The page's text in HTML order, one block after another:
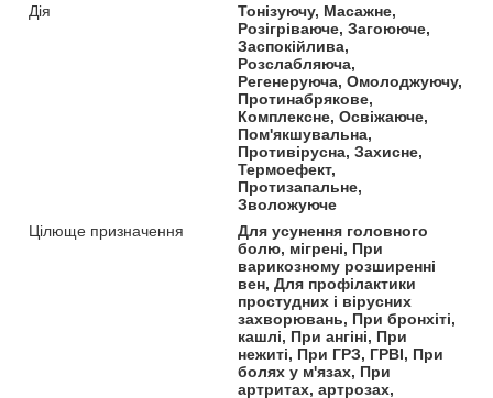
Дія
Тонізуючу, Масажне,
Розігріваюче, Загоююче,
Заспокійлива,
Розслабляюча,
Регенеруюча, Омолоджуючу,
Протинабрякове,
Комплексне, Освіжаюче,
Пом'якшувальна,
Противірусна, Захисне,
Термоефект,
Протизапальне,
Зволожуюче
Цілюще призначення
Для усунення головного
болю, мігрені, При
варикозному розширенні
вен, Для профілактики
простудних і вірусних
захворювань, При бронхіті,
кашлі, При ангіні, При
нежиті, При ГРЗ, ГРВІ, При
болях у м'язах, При
артритах, артрозах,